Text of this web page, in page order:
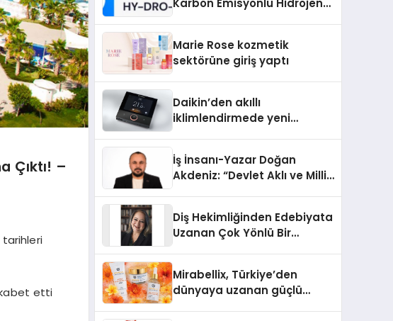
Çıktı! –
tarihleri
etti
Karbon Emisyonlu Hidrojen
Aldı
Marie Rose kozmetik
sektörüne giriş yaptı
Daikin’den akıllı
iklimlendirmede yeni
İş İnsanı-Yazar Doğan
Akdeniz: “Devlet Aklı ve Milli
Diş Hekimliğinden Edebiyata
Uzanan Çok Yönlü Bir
Mirabellix, Türkiye’den
dünyaya uzanan güçlü